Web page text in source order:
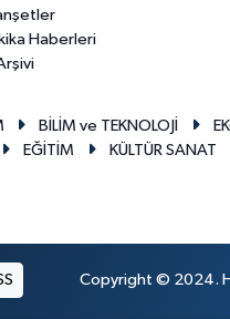
Haberleri
BİLİM ve TEKNOLOJİ
EĞİTİM KÜLTÜR SANAT
Copyright © 2024.